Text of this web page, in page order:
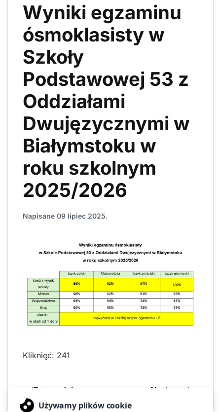
Wyniki egzaminu
ósmoklasisty w
Szkoły
Podstawowej 53 z
Oddziałami
Dwujęzycznymi w
Białymstoku w
roku szkolnym
2025/2026
Napisane 09 lipiec 2025.
Kliknięć: 241
Poprzednia Następna